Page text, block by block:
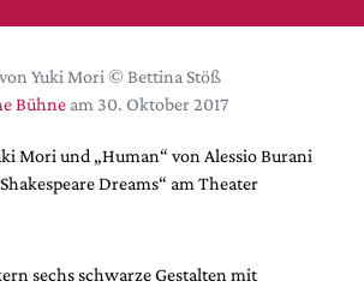
Yuki Mori © Bettina Stöß
Bühne am 30. Oktober 2017
Mori und „Human“ von Alessio Burani
Dreams“ am Theater
sechs schwarze Gestalten mit